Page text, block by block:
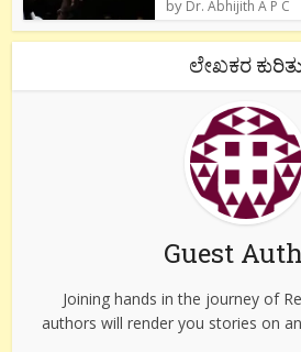
by Dr. Abhijith A P C
ಲೇಖಕರ ಕುರಿತು
Guest
Joining hands in the journey of
authors will render you stories on